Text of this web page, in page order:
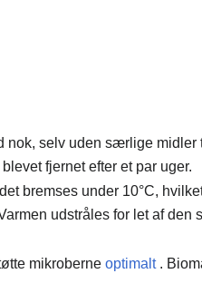
nok, selv uden særlige midler
fjernet efter et par uger.
bremses under 10°C,
udstråles for let af den
mikroberne optimalt.